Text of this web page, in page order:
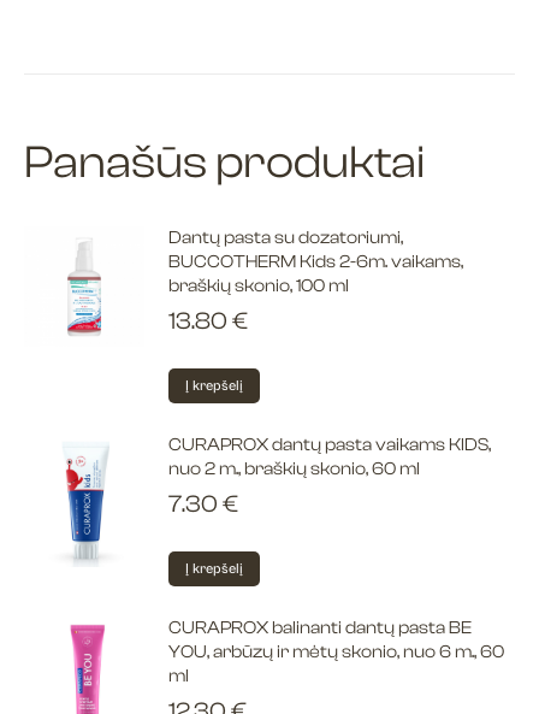
Panašūs produktai
Dantų pasta su dozatoriumi,
BUCCOTHERM Kids 2-6m. vaikams,
braškių skonio, 100 ml
13.80 €
Į krepšelį
CURAPROX dantų pasta vaikams KIDS,
nuo 2 m., braškių skonio, 60 ml
7.30 €
Į krepšelį
CURAPROX balinanti dantų pasta BE
YOU, arbūzų ir mėtų skonio, nuo 6 m., 60
ml